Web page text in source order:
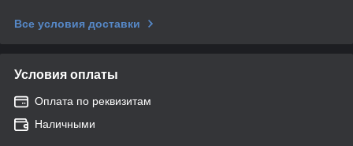
Все условия доставки
Условия оплаты
Оплата по реквизитам
Наличными